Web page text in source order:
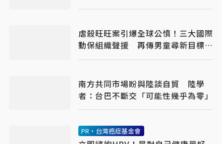
改歷史
虐殺旺旺案引爆全球公憤！三大國際
動保組織聲援 再傳男童尋新目標下
手
南方共同市場盼與陸談自貿 陸學
者：台巴不斷交「可能性幾乎為零」
PR・台灣癌症基金會